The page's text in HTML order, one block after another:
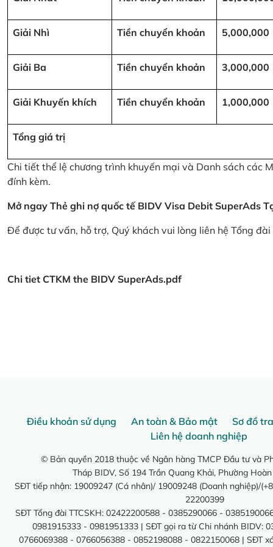
Giải Nhì Tiền chuyển khoản 5,000,000
Giải Ba Tiền chuyển khoản 3,000,000
Giải Khuyến khích Tiền chuyển khoản 1,000,000
Tổng giá trị
Chi tiết thể lệ chương trình khuyến mại và Danh sách các
đính kèm.
Mở ngay Thẻ ghi nợ quốc tế BIDV Visa Debit SuperAds
Để được tư vấn, hỗ trợ, Quý khách vui lòng liên hệ Tổng
Chi tiet CTKM the BIDV SuperAds.pdf
Điều khoản sử dụng An toàn & Bảo mật
Sơ đồ
Liên hệ doanh nghiệp
© Bản quyền 2018 thuộc về Ngân hàng TMCP Đầu tư và
Tháp BIDV, Số 194 Trần Quang Khải, Phường
SĐT tiếp nhận: 19009247 (Cá nhân)/ 19009248 (Doanh nghiệp)/
22200399
SĐT Tổng đài TTCSKH: 02422200588 - 0385290066 -
0981915333 - 0981951333 | SĐT gọi ra từ Chi nhánh BIDV:
0766069388 - 0766056388 - 0852198088 - 0822150068 | SĐT